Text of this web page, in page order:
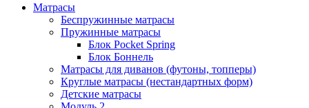
Матрасы
Беспружинные матрасы
Пружинные матрасы
Блок Pocket Spring
Блок Боннель
Матрасы для диванов (футоны, топперы)
Круглые матрасы (нестандартных форм)
Детские матрасы